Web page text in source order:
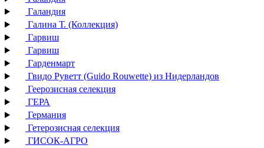
Галандия
Галина Т. (Коллекция)
Гарвиш
Гарвиш
Гарденмарт
Гвидо Руветт (Guido Rouwette) из Нидерландов
Геерозисная селекция
ГЕРА
Германия
Гетерозисная селекция
ГИСОК-АГРО